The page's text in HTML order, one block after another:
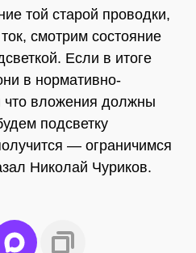
той старой проводки,
смотрим состояние
Если в итоге
в нормативно-
что вложения должны
подсветку
— ограничимся
Николай Чуриков.